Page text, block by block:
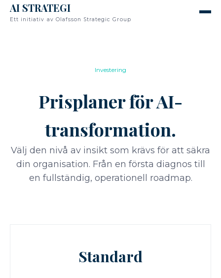
AI STRATEGI
Ett initiativ av Olafsson Strategic Group
Investering
Prisplaner för AI-
transformation.
Välj den nivå av insikt som krävs för att säkra
din organisation. Från en första diagnos till
en fullständig, operationell roadmap.
Standard